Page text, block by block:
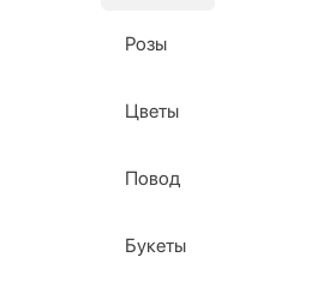
Розы
Цветы
Повод
Букеты